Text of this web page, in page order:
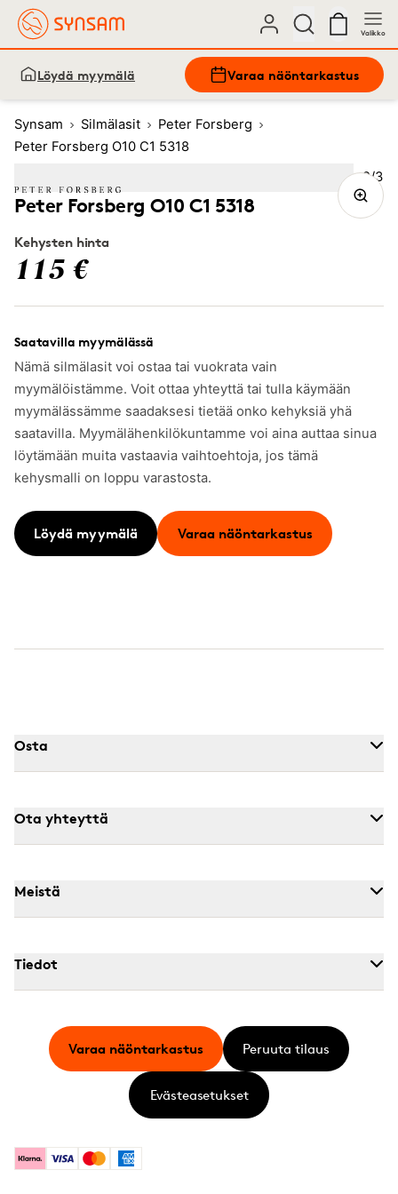
Valikko
Löydä myymälä Varaa näöntarkastus
Synsam Silmälasit
Peter Forsberg
Peter Forsberg O10 C1 5318
Peter Forsberg O10 C1 5318
Kehysten hinta
115 €
Saatavilla myymälässä
Nämä silmälasit voi ostaa tai vuokrata vain
myymälöistämme. Voit ottaa yhteyttä tai tulla käymään
myymälässämme saadaksesi tietää onko kehyksiä yhä
saatavilla. Myymälähenkilökuntamme voi aina auttaa sinua
löytämään muita vastaavia vaihtoehtoja, jos tämä
kehysmalli on loppu varastosta.
Löydä myymälä Varaa näöntarkastus
Kuva
2/3
Image1 3
Osta
Ota yhteyttä
Meistä
Tiedot
KlarnaVisa MastercardAmerican Express
Varaa näöntarkastus Peruuta tilaus
Evästeasetukset